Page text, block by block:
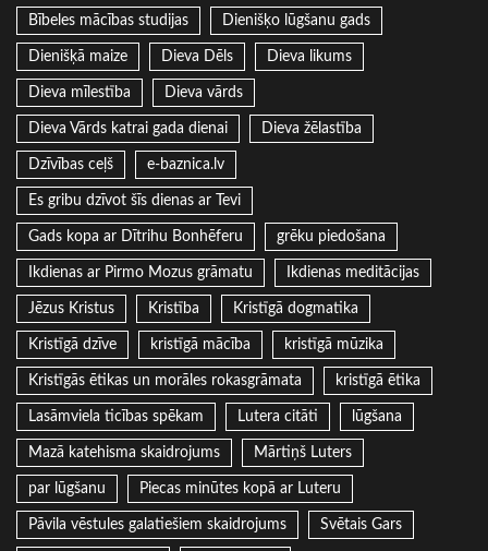
Bībeles mācības studijas Dienišķo lūgšanu gads
Dienišķā maize Dieva Dēls Dieva likums
Dieva mīlestība Dieva vārds
Dieva Vārds katrai gada dienai Dieva žēlastība
Dzīvības ceļš e-baznica.lv
Es gribu dzīvot šīs dienas ar Tevi
Gads kopa ar Dītrihu Bonhēferu grēku piedošana
Ikdienas ar Pirmo Mozus grāmatu Ikdienas meditācijas
Jēzus Kristus Kristība Kristīgā dogmatika
Kristīgā dzīve kristīgā mācība kristīgā mūzika
Kristīgās ētikas un morāles rokasgrāmata kristīgā ētika
Lasāmviela ticības spēkam Lutera citāti lūgšana
Mazā katehisma skaidrojums Mārtiņš Luters
par lūgšanu Piecas minūtes kopā ar Luteru
Pāvila vēstules galatiešiem skaidrojums Svētais Gars